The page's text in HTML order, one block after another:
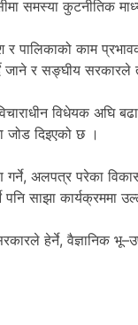
समस्या कुटनीतिक
पालिकाको काम
जाने र सङ्घीय
विधेयक अघि
जोड दिइएको छ ।
अलपत्र परेका
साझा कार्यक्रममा
हेर्ने, वैज्ञानिक